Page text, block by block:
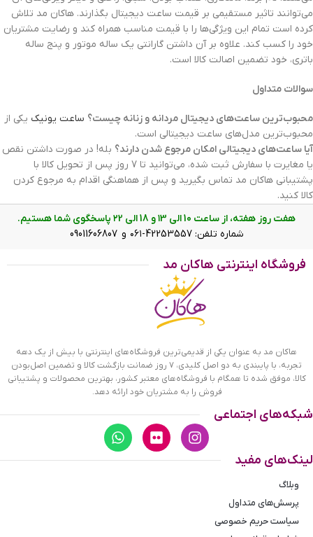
می‌توانند تاثیر مستقیمی بر قیمت ساعت دیجیتال بگذارند. هاکان مد تلاش
کرده است تمام این ویژگی‌ها را با قیمت مناسب همراه کند و رضایت مشتریان
خود را کسب کند. علاوه بر آن داشتن گارانتی یک ساله موتور و پنج ساله
باتری، خود تضمین اصالت کالا است.
سوالات متداول
محبوب‌ترین ساعت‌های دیجیتال مردانه و زنانه چیست؟ ساعت یونیک یکی از
محبوب‌ترین مدل‌های ساعت دیجیتالی است.
آیا ساعت‌های دیجیتالی امکان مرجوع شدن دارند؟ بله! در صورت داشتن نقص
یا مغایرت با سفارش ثبت شده، می‌توانید تا 7 روز پس از تحویل کالا با
پشتیبانی هاکان مد تماس بگیرید و پس از هماهنگی اقدام به مرجوع کردن
کالا کنید.
هفت روز هفته، از ساعت 10 الی ۱3 و 18 الی ۲2 پاسخگوی شما هستیم.
شماره تلفن: 42253557-۰۶۱ و 09011606807
فروشگاه اینترنتی هاکان مد
هاکان مد به عنوان یکی از قدیمی‌ترین فروشگاه‌های اینترنتی با بیش از یک دهه
تجربه، با پایبندی به دو اصل کلیدی، ۷ روز ضمانت بازگشت کالا و تضمین اصل‌بودن
کالا، موفق شده تا همگام با فروشگاه‌های معتبر کشور، بهترین محصولات و پشتیبانی
فروش را به مشتریان خود ارائه دهد.
شبکه‌های اجتماعی
لینک‌های مفید
وبلاگ
پرسش‌های متداول
سیاست حریم خصوصی